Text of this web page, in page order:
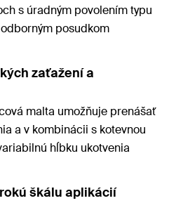
s úradným povolením typu
posudkom
zaťažení a
malta umožňuje prenášať
a v kombinácii s kotevnou
hĺbku ukotvenia
škálu aplikácií